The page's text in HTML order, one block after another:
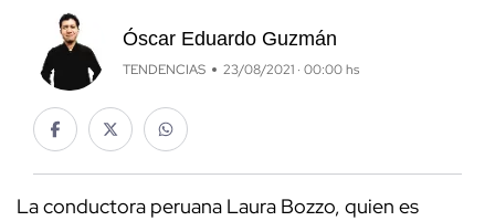
Óscar Eduardo Guzmán
TENDENCIAS 23/08/2021 · 00:00 hs
La conductora peruana Laura Bozzo, quien es